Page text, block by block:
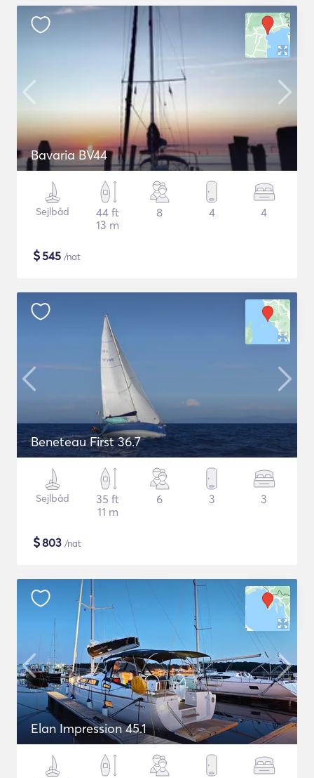
Bavaria BV44
Sejlbåd
44 ft
13 m
8 4 4
$545 /nat
Beneteau First 36.7
Sejlbåd
35 ft
11 m
6 3 3
$803 /nat
Elan Impression 45.1